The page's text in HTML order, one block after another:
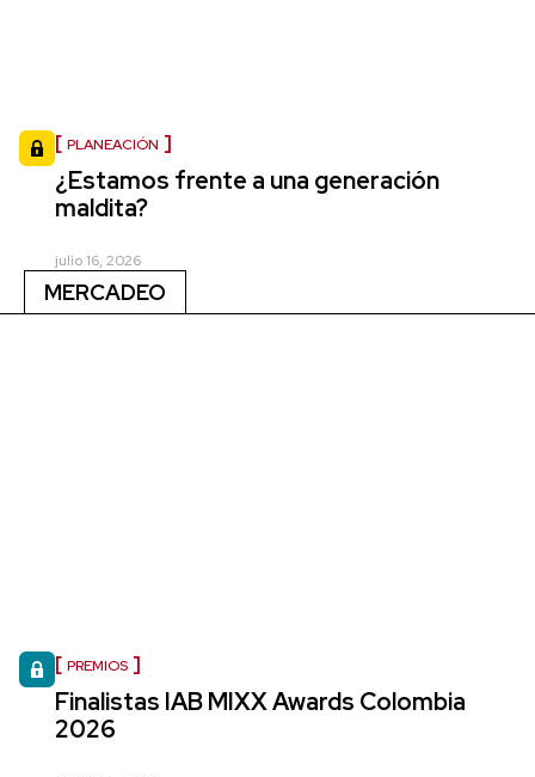
PLANEACIÓN
¿Estamos frente a una generación
maldita?
julio 16, 2026
MERCADEO
PREMIOS
Finalistas IAB MIXX Awards Colombia
2026